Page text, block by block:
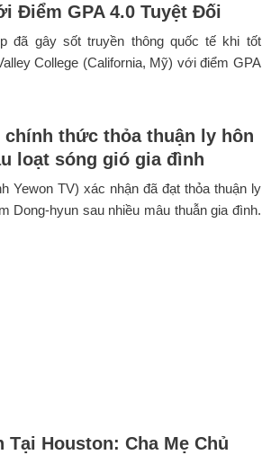
Điểm GPA 4.0 Tuyệt Đối
đã gây sốt truyền thông quốc tế khi tốt
College (California, Mỹ) với điểm GPA
chính thức thỏa thuận ly hôn
loạt sóng gió gia đình
Yewon TV) xác nhận đã đạt thỏa thuận ly
Dong-hyun sau nhiều mâu thuẫn gia đình.
Houston: Cha Mẹ Chủ